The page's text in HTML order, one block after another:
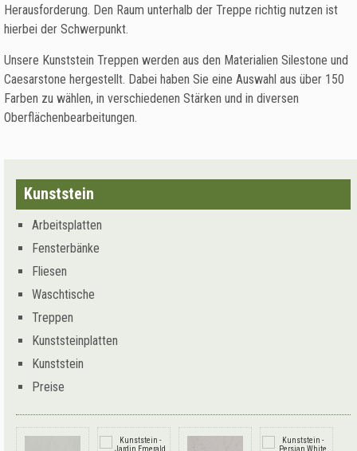
Herausforderung. Den Raum unterhalb der Treppe richtig nutzen ist
hierbei der Schwerpunkt.
Unsere Kunststein Treppen werden aus den Materialien Silestone und
Caesarstone hergestellt. Dabei haben Sie eine Auswahl aus über 150
Farben zu wählen, in verschiedenen Stärken und in diversen
Oberflächenbearbeitungen.
Kunststein
Arbeitsplatten
Fensterbänke
Fliesen
Waschtische
Treppen
Kunststeinplatten
Kunststein
Preise